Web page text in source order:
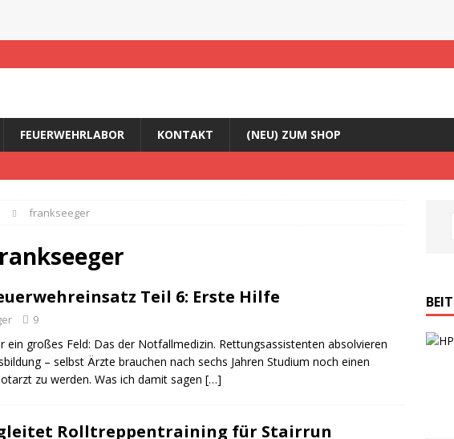
FEUERWEHRLABOR KONTAKT (NEU) ZUM SHOP
frankseeger
Teil 6: Erste Hilfe
9
ein großes Feld: Das der Notfallmedizin. Rettungsassistenten absolvieren
– selbst Ärzte brauchen nach sechs Jahren Studium noch einen
zu werden. Was ich damit sagen […]
Rolltreppentraining für Stairrun